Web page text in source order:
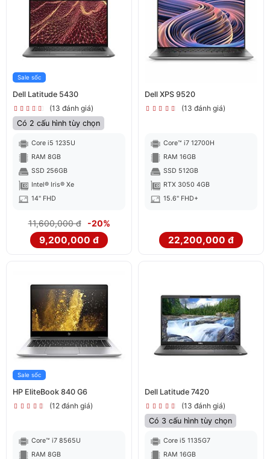
Sale sốc
Dell Latitude 5430
(13 đánh giá)
Có 2 cấu hình tùy chọn
Core i5 1235U
RAM 8GB
SSD 256GB
Intel® Iris® Xe
14" FHD
11,600,000 đ -20%
9,200,000 đ
Dell XPS 9520
(13 đánh giá)
Core™ i7 12700H
RAM 16GB
SSD 512GB
RTX 3050 4GB
15.6" FHD+
22,200,000 đ
Sale sốc
HP EliteBook 840 G6
(12 đánh giá)
Core™ i7 8565U
RAM 8GB
Dell Latitude 7420
(13 đánh giá)
Có 3 cấu hình tùy chọn
Core i5 1135G7
RAM 16GB